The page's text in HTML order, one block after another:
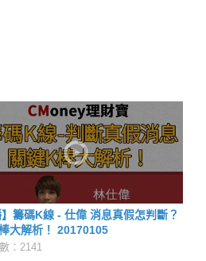
】籌碼K線 - 仕偉 消息真假怎判斷？
大解析！ 20170105
：2141